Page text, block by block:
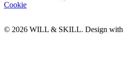
Cookie
© 2026 WILL & SKILL. Design with